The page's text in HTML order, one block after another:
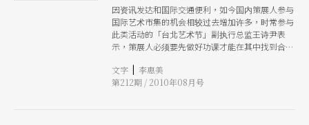
因资讯发达和国际交通便利，如今国内策展人参与
国际艺术市集的机会相较过去增加许多，时常参与
此类活动的「台北艺术节」副执行总监王诗尹表
示，策展人必须要先做好功课才能在其中找到合适
高，但在其中能遇见同好，认识心仪的艺术家也是
未来合作的契机；而展场就如同地球村缩影，艺术
文字 | 李惠美
第212期 / 2010年08月号